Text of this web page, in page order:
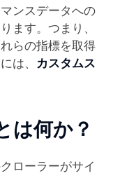
ンスデータへの
ます。つまり、
らの指標を取得
は、
カスタムス
は何か？
ローラーがサイ